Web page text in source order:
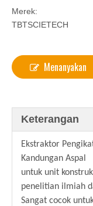
Merek:
TBTSCIETECH
Menanyakan
Keterangan
Ekstraktor
Kandungan
untuk unit
penelitian ilmiah
Sangat cocok